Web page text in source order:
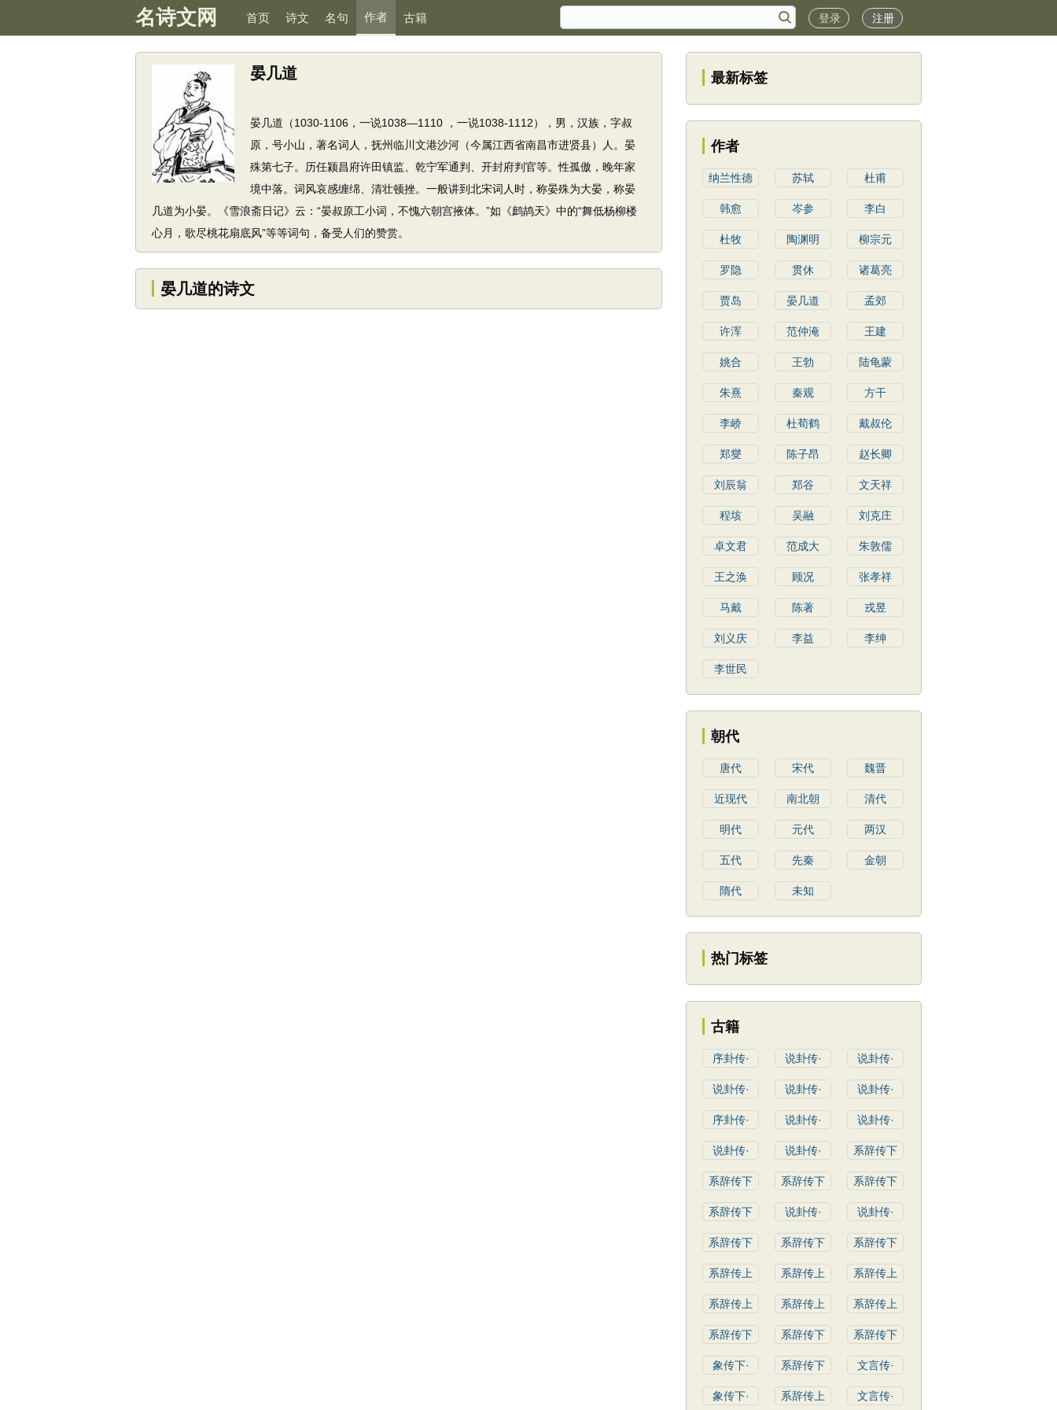
名诗文网 首页 诗文 名句 作者 古籍 登录 注册
晏几道
晏几道（1030-1106，一说1038—1110 ，一说1038-1112），男，汉族，字叔
原，号小山，著名词人，抚州临川文港沙河（今属江西省南昌市进贤县）人。晏
殊第七子。历任颍昌府许田镇监、乾宁军通判、开封府判官等。性孤傲，晚年家
境中落。词风哀感缠绵、清壮顿挫。一般讲到北宋词人时，称晏殊为大晏，称晏
几道为小晏。《雪浪斋日记》云：“晏叔原工小词，不愧六朝宫掖体。”如《鹧鸪天》中的“舞低杨柳楼
心月，歌尽桃花扇底风”等等词句，备受人们的赞赏。
晏几道的诗文
最新标签
作者
纳兰性德 苏轼 杜甫
韩愈 岑参 李白
杜牧 陶渊明 柳宗元
罗隐 贯休 诸葛亮
贾岛 晏几道 孟郊
许浑 范仲淹 王建
姚合 王勃 陆龟蒙
朱熹 秦观 方干
李峤 杜荀鹤 戴叔伦
郑燮 陈子昂 赵长卿
刘辰翁 郑谷 文天祥
程垓 吴融 刘克庄
卓文君 范成大 朱敦儒
王之涣 顾况 张孝祥
马戴 陈著 戎昱
刘义庆 李益 李绅
李世民
朝代
唐代 宋代 魏晋
近现代 南北朝 清代
明代 元代 两汉
五代 先秦 金朝
隋代 未知
热门标签
古籍
序卦传· 说卦传· 说卦传·
说卦传· 说卦传· 说卦传·
序卦传· 说卦传· 说卦传·
说卦传· 说卦传· 系辞传下
系辞传下 系辞传下 系辞传下
系辞传下 说卦传· 说卦传·
系辞传下 系辞传下 系辞传下
系辞传上 系辞传上 系辞传上
系辞传上 系辞传上 系辞传上
系辞传下 系辞传下 系辞传下
象传下· 系辞传下 文言传·
象传下· 系辞传上 文言传·